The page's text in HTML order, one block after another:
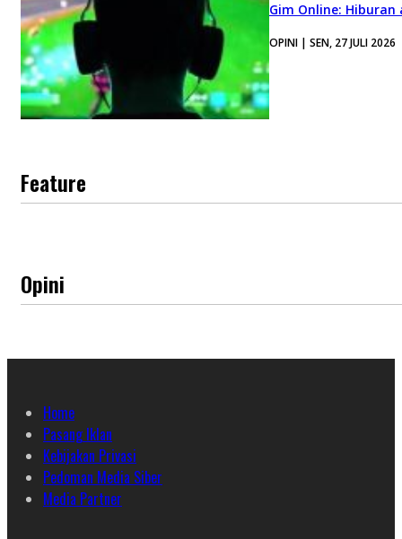
Gim Online:
OPINI | SEN, 27 JULI 2026
Feature
Opini
Home
Pasang Iklan
Kebijakan Privasi
Pedoman Media Siber
Media Partner